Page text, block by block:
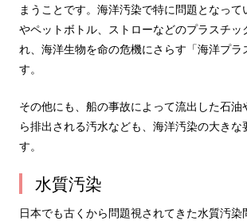
まうことです。海洋汚染で特に問題となっ
やペットボトル、ストローなどのプラスチッ
れ、海洋生物を命の危機にさらす「海洋プラ
す。
その他にも、船の事故によって流出した石油
ら排出される汚水なども、海洋汚染の大きな
す。
水質汚染
日本でも古くから問題視されてきた水質汚